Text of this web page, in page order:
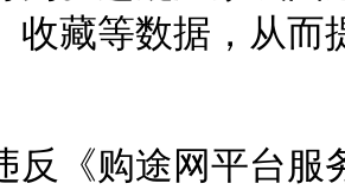
收藏等数据，从而
反《购途网平台